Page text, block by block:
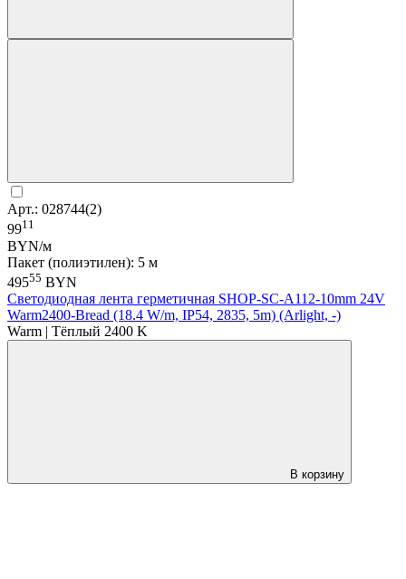
Арт.: 028744(2)
9911
BYN/м
Пакет (полиэтилен): 5 м
49555 BYN
Светодиодная лента герметичная SHOP-SC-A112-10mm 24V
Warm2400-Bread (18.4 W/m, IP54, 2835, 5m) (Arlight, -)
Warm | Тёплый 2400 K
В корзину